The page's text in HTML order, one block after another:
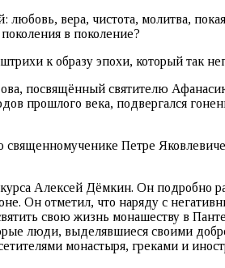
вера, чистота, молитва,
в поколение?
к образу эпохи, который так
посвящённый святителю
прошлого века, подвергался
Петре
Алексей Дёмкин. Он подробно
Он отметил, что наряду с
свою жизнь монашеству в
люди, выделявшиеся своими
монастыря, греками и